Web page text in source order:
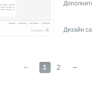
Дизайн
← 1 2 →